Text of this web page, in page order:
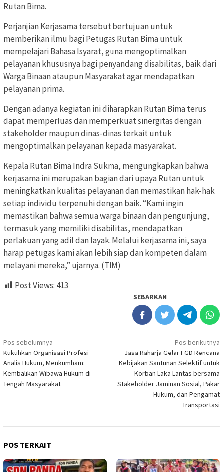
Rutan Bima.
Perjanjian Kerjasama tersebut bertujuan untuk
memberikan ilmu bagi Petugas Rutan Bima untuk
mempelajari Bahasa Isyarat, guna mengoptimalkan
pelayanan khususnya bagi penyandang disabilitas, baik dari
Warga Binaan ataupun Masyarakat agar mendapatkan
pelayanan prima.
Dengan adanya kegiatan ini diharapkan Rutan Bima terus
dapat memperluas dan memperkuat sinergitas dengan
stakeholder maupun dinas-dinas terkait untuk
mengoptimalkan pelayanan kepada masyarakat.
Kepala Rutan Bima Indra Sukma, mengungkapkan bahwa
kerjasama ini merupakan bagian dari upaya Rutan untuk
meningkatkan kualitas pelayanan dan memastikan hak-hak
setiap individu terpenuhi dengan baik. “Kami ingin
memastikan bahwa semua warga binaan dan pengunjung,
termasuk yang memiliki disabilitas, mendapatkan
perlakuan yang adil dan layak. Melalui kerjasama ini, saya
harap petugas kami akan lebih siap dan kompeten dalam
melayani mereka,” ujarnya. (TIM)
Post Views: 413
SEBARKAN
Navigasi
pos
Pos sebelumnya
Kukuhkan Organisasi Profesi
Analis Hukum, Menkumham:
Kembalikan Wibawa Hukum di
Tengah Masyarakat
Pos berikutnya
Jasa Raharja Gelar FGD Rencana
Kebijakan Santunan Selektif untuk
Korban Laka Lantas bersama
Stakeholder Jaminan Sosial, Pakar
Hukum, dan Pengamat
Transportasi
POS TERKAIT